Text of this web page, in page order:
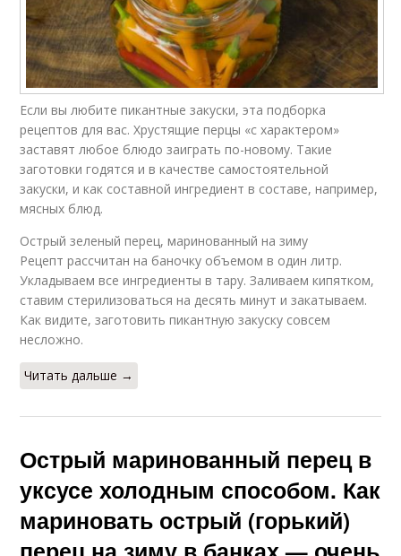
Если вы любите пикантные закуски, эта подборка
рецептов для вас. Хрустящие перцы «с характером»
заставят любое блюдо заиграть по-новому. Такие
заготовки годятся и в качестве самостоятельной
закуски, и как составной ингредиент в составе, например,
мясных блюд.
Острый зеленый перец, маринованный на зиму
Рецепт рассчитан на баночку объемом в один литр.
Укладываем все ингредиенты в тару. Заливаем кипятком,
ставим стерилизоваться на десять минут и закатываем.
Как видите, заготовить пикантную закуску совсем
несложно.
Читать дальше →
Острый маринованный перец в
уксусе холодным способом. Как
мариновать острый (горький)